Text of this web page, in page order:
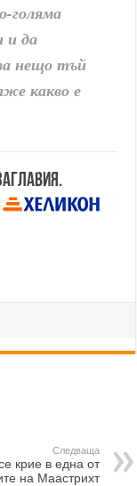
голяма
и да
нещо тъй
какво е
Следваща
крие в една от
на Маастрихт